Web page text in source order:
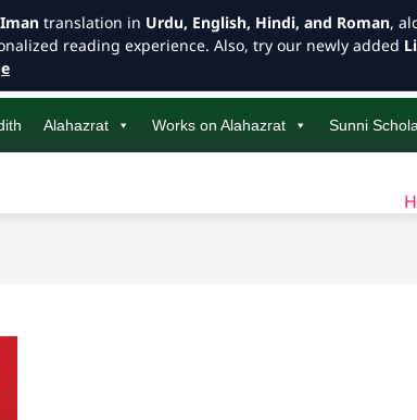
Alahazrat Works on Alahazrat Sunni
translation in Urdu, English, Hindi, and Roman,
reading experience. Also, try our newly added